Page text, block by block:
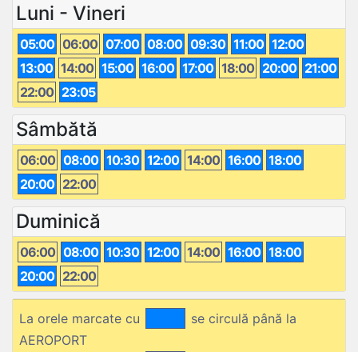
Luni - Vineri
05:00 06:00 07:00 08:00 09:30 11:00 12:00
13:00 14:00 15:00 16:00 17:00 18:00 20:00 21:00
22:00 23:05
Sâmbătă
06:00 08:00 10:30 12:00 14:00 16:00 18:00
20:00 22:00
Duminică
06:00 08:00 10:30 12:00 14:00 16:00 18:00
20:00 22:00
La orele marcate cu
se circulă până la
AEROPORT